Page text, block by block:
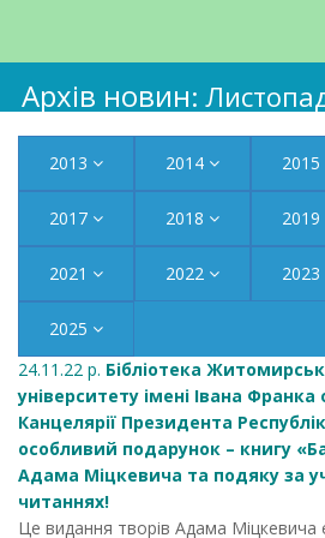
Архів новин:
2013 2014 2015
2017 2018 2019
2021 2022 2023
2025
24.11.22 р. Бібліотека
університету імені Івана
Канцелярії Президента
особливий подарунок – книгу
Адама Міцкевича та подяку за
читаннях!
Це видання творів Адама Міцкевича